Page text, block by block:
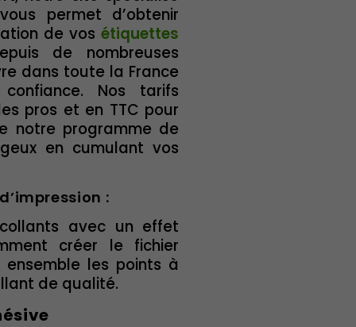
permet d’obtenir
de vosétiquettes
de nombreuses
dans toute la France
Nos tarifs
pros et en TTC pour
notre programme de
en cumulant vos
:
avec un effet
créer le fichier
ensemble les points à
de qualité.